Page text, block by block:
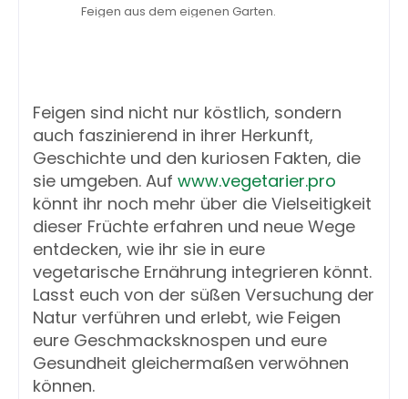
Feigen aus dem eigenen Garten.
Feigen sind nicht nur köstlich, sondern
auch faszinierend in ihrer Herkunft,
Geschichte und den kuriosen Fakten, die
sie umgeben. Auf www.vegetarier.pro
könnt ihr noch mehr über die Vielseitigkeit
dieser Früchte erfahren und neue Wege
entdecken, wie ihr sie in eure
vegetarische Ernährung integrieren könnt.
Lasst euch von der süßen Versuchung der
Natur verführen und erlebt, wie Feigen
eure Geschmacksknospen und eure
Gesundheit gleichermaßen verwöhnen
können.